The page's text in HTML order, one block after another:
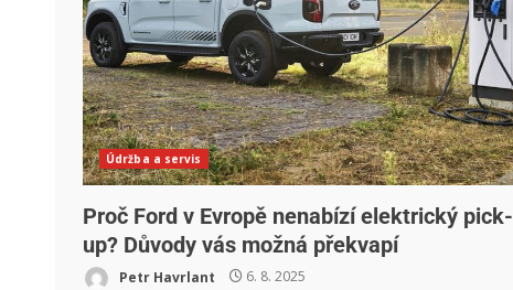
Údržba a servis
Proč Ford v Evropě nenabízí elektrický pick-
up? Důvody vás možná překvapí
Petr Havrlant 6. 8. 2025